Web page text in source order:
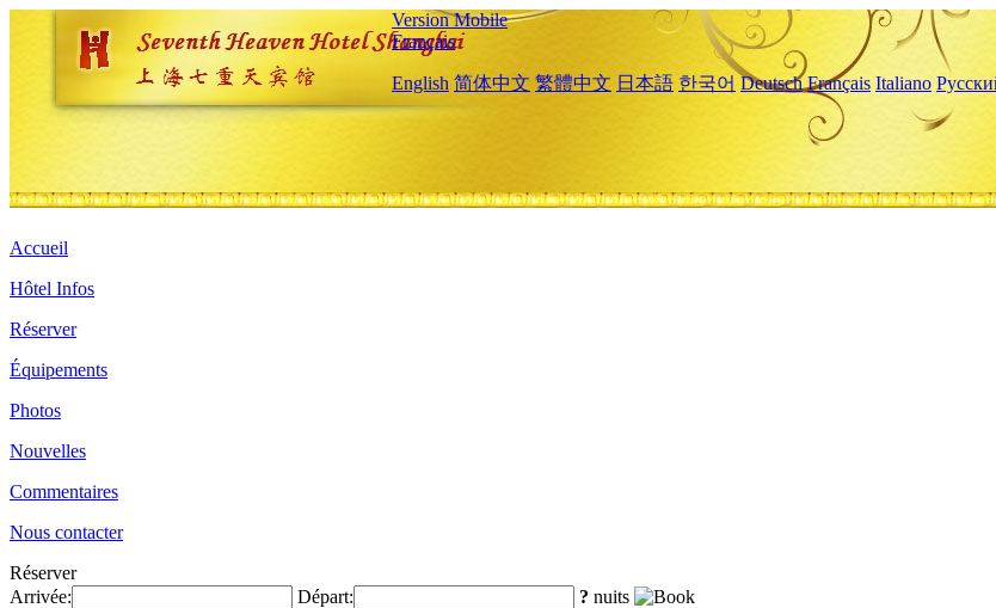
Version Mobile
Français
English 简体中文 繁體中文 日本語 한국어 Deutsch Français Italiano
Accueil
Hôtel Infos
Réserver
Équipements
Photos
Nouvelles
Commentaires
Nous contacter
Réserver
Arrivée:
Départ: ? nuits